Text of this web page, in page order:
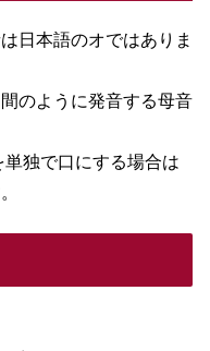
日本語のオではありま
のように発音する母音
独で口にする場合は